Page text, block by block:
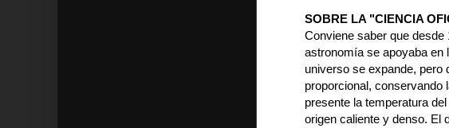
SOBRE LA "CIENCIA
Conviene saber que
astronomía se apoyaba en
universo se expande, pero
proporcional, conservando
presente la temperatura
origen caliente y denso. El